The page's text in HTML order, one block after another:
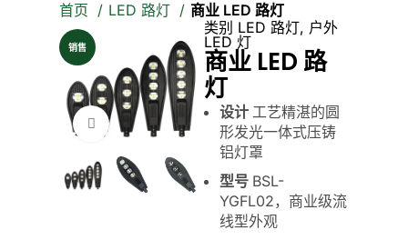
首页 LED 路灯 商业 LED 路灯
销售
点击放大
类别 LED 路灯, 户外
LED 灯
商业 LED 路
灯
设计 工艺精湛的圆
形发光一体式压铸
铝灯罩
型号 BSL-
YGFL02，商业级流
线型外观